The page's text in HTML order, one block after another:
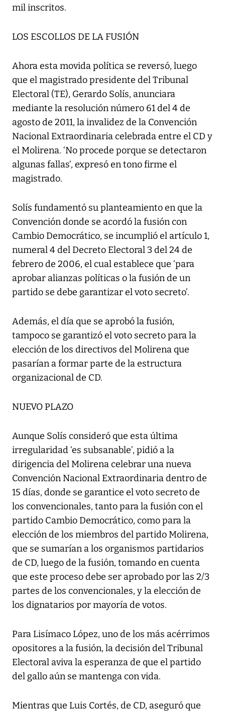
mil inscritos.
LOS ESCOLLOS DE LA FUSIÓN
Ahora esta movida política se reversó, luego
que el magistrado presidente del Tribunal
Electoral (TE), Gerardo Solís, anunciara
mediante la resolución número 61 del 4 de
agosto de 2011, la invalidez de la Convención
Nacional Extraordinaria celebrada entre el CD y
el Molirena. ‘No procede porque se detectaron
algunas fallas’, expresó en tono firme el
magistrado.
Solís fundamentó su planteamiento en que la
Convención donde se acordó la fusión con
Cambio Democrático, se incumplió el artículo 1,
numeral 4 del Decreto Electoral 3 del 24 de
febrero de 2006, el cual establece que ‘para
aprobar alianzas políticas o la fusión de un
partido se debe garantizar el voto secreto’.
Además, el día que se aprobó la fusión,
tampoco se garantizó el voto secreto para la
elección de los directivos del Molirena que
pasarían a formar parte de la estructura
organizacional de CD.
NUEVO PLAZO
Aunque Solís consideró que esta última
irregularidad ‘es subsanable’, pidió a la
dirigencia del Molirena celebrar una nueva
Convención Nacional Extraordinaria dentro de
15 días, donde se garantice el voto secreto de
los convencionales, tanto para la fusión con el
partido Cambio Democrático, como para la
elección de los miembros del partido Molirena,
que se sumarían a los organismos partidarios
de CD, luego de la fusión, tomando en cuenta
que este proceso debe ser aprobado por las 2/3
partes de los convencionales, y la elección de
los dignatarios por mayoría de votos.
Para Lisímaco López, uno de los más acérrimos
opositores a la fusión, la decisión del Tribunal
Electoral aviva la esperanza de que el partido
del gallo aún se mantenga con vida.
Mientras que Luis Cortés, de CD, aseguró que